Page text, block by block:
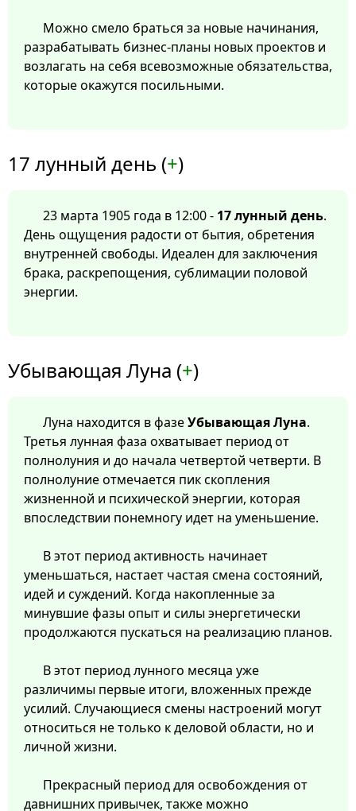
Можно смело браться за новые начинания,
разрабатывать бизнес-планы новых проектов и
возлагать на себя всевозможные обязательства,
которые окажутся посильными.
17 лунный день (+)
23 марта 1905 года в 12:00 - 17 лунный день.
День ощущения радости от бытия, обретения
внутренней свободы. Идеален для заключения
брака, раскрепощения, сублимации половой
энергии.
Убывающая Луна (+)
Луна находится в фазеУбывающая Луна.
Третья лунная фаза охватывает период от
полнолуния и до начала четвертой четверти. В
полнолуние отмечается пик скопления
жизненной и психической энергии, которая
впоследствии понемногу идет на уменьшение.
В этот период активность начинает
уменьшаться, настает частая смена состояний,
идей и суждений. Когда накопленные за
минувшие фазы опыт и силы энергетически
продолжаются пускаться на реализацию планов.
В этот период лунного месяца уже
различимы первые итоги, вложенных прежде
усилий. Случающиеся смены настроений могут
относиться не только к деловой области, но и
личной жизни.
Прекрасный период для освобождения от
давнишних привычек, также можно